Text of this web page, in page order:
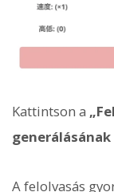
Kattintson a
A felolvasás